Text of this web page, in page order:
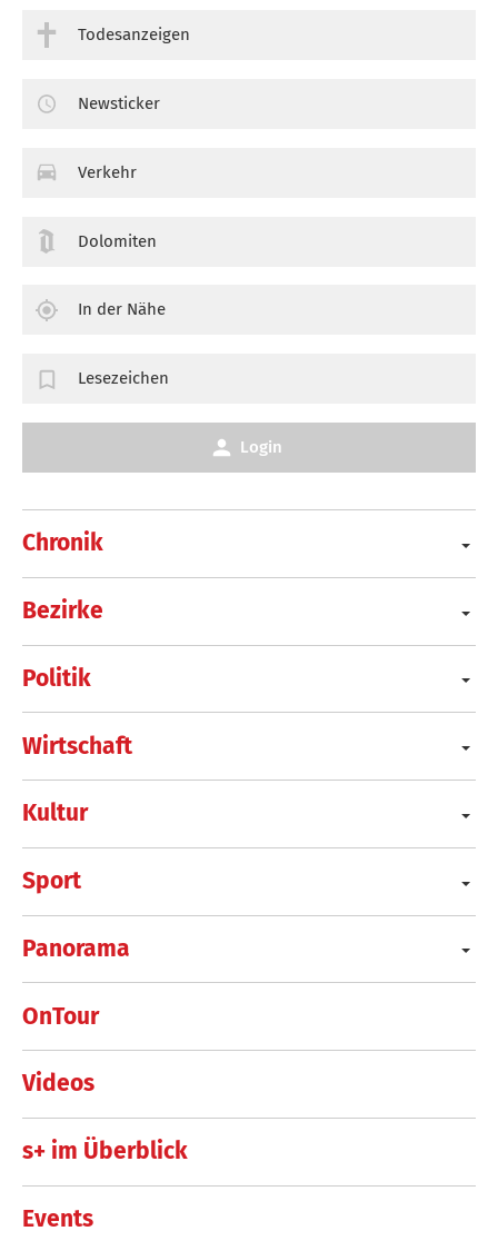
Chronik
Bezirke
Politik
Wirtschaft
Kultur
Sport
Panorama
OnTour
Videos
s+ im Überblick
Events
Todesanzeigen
Newsticker
Verkehr
Dolomiten
In der Nähe
Lesezeichen
Login